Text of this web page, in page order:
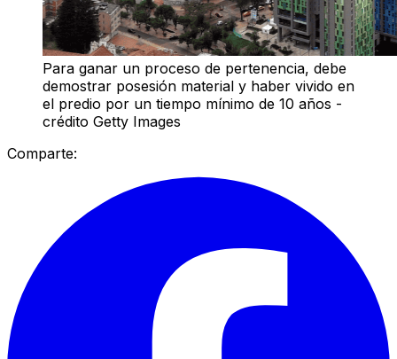
Para ganar un proceso de pertenencia, debe
demostrar posesión material y haber vivido en
el predio por un tiempo mínimo de 10 años -
crédito Getty Images
Comparte: